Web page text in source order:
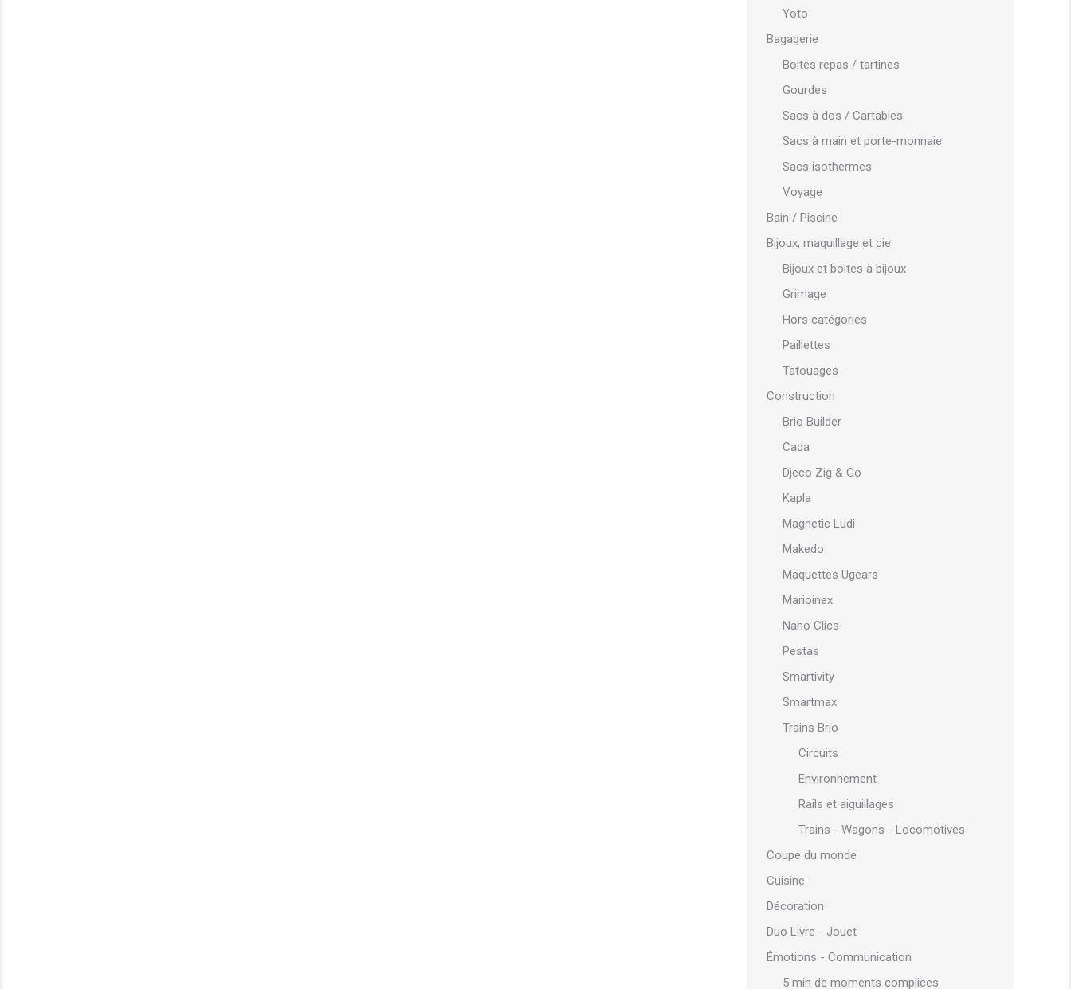
Yoto
Bagagerie
Boites repas / tartines
Gourdes
Sacs à dos / Cartables
Sacs à main et porte-monnaie
Sacs isothermes
Voyage
Bain / Piscine
Bijoux, maquillage et cie
Bijoux et boites à bijoux
Grimage
Hors catégories
Paillettes
Tatouages
Construction
Brio Builder
Cada
Djeco Zig & Go
Kapla
Magnetic Ludi
Makedo
Maquettes Ugears
Marioinex
Nano Clics
Pestas
Smartivity
Smartmax
Trains Brio
Circuits
Environnement
Rails et aiguillages
Trains - Wagons - Locomotives
Coupe du monde
Cuisine
Décoration
Duo Livre - Jouet
Émotions - Communication
5 min de moments complices